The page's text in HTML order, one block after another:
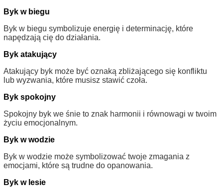
Byk w biegu
Byk w biegu symbolizuje energię i determinację, które
napędzają cię do działania.
Byk atakujący
Atakujący byk może być oznaką zbliżającego się konfliktu
lub wyzwania, które musisz stawić czoła.
Byk spokojny
Spokojny byk we śnie to znak harmonii i równowagi w twoim
życiu emocjonalnym.
Byk w wodzie
Byk w wodzie może symbolizować twoje zmagania z
emocjami, które są trudne do opanowania.
Byk w lesie